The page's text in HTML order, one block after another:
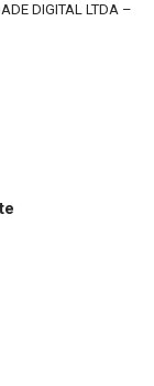
DIGITAL LTDA –